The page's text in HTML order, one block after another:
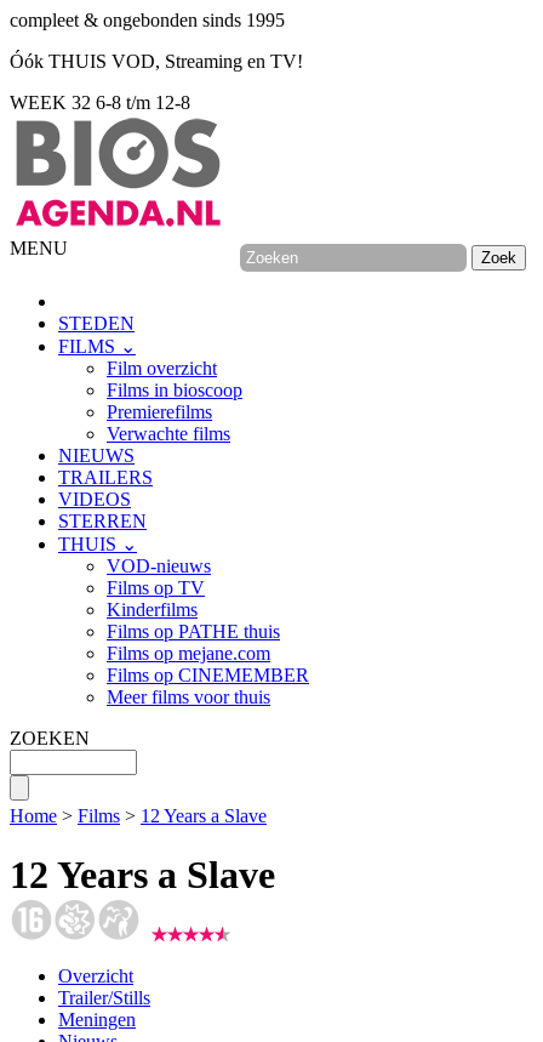
compleet & ongebonden sinds 1995
Óók THUIS VOD, Streaming en TV!
WEEK 32 6-8 t/m 12-8
MENU
STEDEN
FILMS ⌄
Film overzicht
Films in bioscoop
Premierefilms
Verwachte films
NIEUWS
TRAILERS
VIDEOS
STERREN
THUIS ⌄
VOD-nieuws
Films op TV
Kinderfilms
Films op PATHE thuis
Films op mejane.com
Films op CINEMEMBER
Meer films voor thuis
ZOEKEN
Home > Films > 12 Years a Slave
12 Years a Slave
Overzicht
Trailer/Stills
Meningen